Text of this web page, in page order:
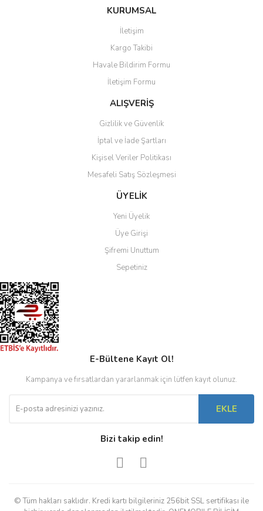
Bu ürüne ilk yorumu siz yapın!
Ürün resmi kalitesiz, bozuk veya görüntülenemiyor.
Ürün açıklamasında eksik bilgiler bulunuyor.
Ürün bilgilerinde hatalar bulunuyor.
Ürün fiyatı diğer sitelerden daha pahalı.
Gönder
KURUMSAL
İletişim
Kargo Takibi
Havale Bildirim Formu
İletişim Formu
ALIŞVERİŞ
Gizlilik ve Güvenlik
İptal ve İade Şartları
Kişisel Veriler Politikası
Mesafeli Satış Sözleşmesi
ÜYELİK
Yeni Üyelik
Üye Girişi
Şifremi Unuttum
Sepetiniz
E-Bültene Kayıt Ol!
Kampanya ve fırsatlardan yararlanmak için lütfen kayıt olunuz.
EKLE
Bizi takip edin!
© Tüm hakları saklıdır. Kredi kartı bilgileriniz 256bit SSL sertifikası ile